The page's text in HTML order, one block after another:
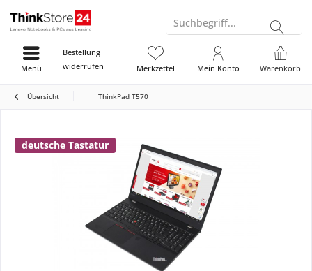
Suchbegriff...
Bestellung
widerrufen
Warenkorb
Merkzettel Mein Konto
Menü
Übersicht ThinkPad T570
deutsche Tastatur